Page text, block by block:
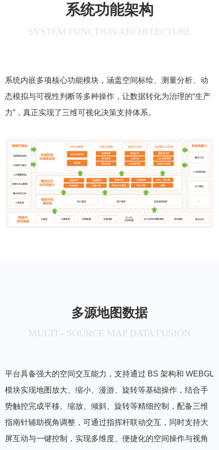
系统功能架构
SYSTEM FUNCTION ARCHITECTURE
系统内嵌多项核心功能模块，涵盖空间标绘、测量分析、动
态模拟与可视性判断等多种操作，让数据转化为治理的“生产
力”，真正实现了三维可视化决策支持体系。
多源地图数据
MULTI - SOURCE MAP DATA FUSION
平台具备强大的空间交互能力，支持通过 BS 架构和 WEBGL
模块实现地图放大、缩小、漫游、旋转等基础操作，结合手
势触控完成平移、缩放、倾斜、旋转等精细控制，配备三维
指南针辅助视角调整，可通过指挥杆联动交互，同时支持大
屏互动与一键控制，实现多维度、便捷化的空间操作与视角